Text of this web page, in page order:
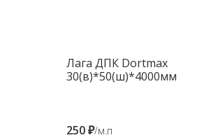
Лага ДПК Dortmax
30(в)*50(ш)*4000мм
250 ₽/м.п